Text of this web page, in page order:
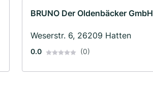
BRUNO Der Oldenbäcker GmbH
Weserstr. 6, 26209 Hatten
0.0 (0)